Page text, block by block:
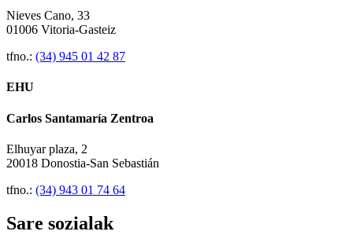
Nieves Cano, 33
01006 Vitoria-Gasteiz
tfno.: (34) 945 01 42 87
EHU
Carlos Santamaría Zentroa
Elhuyar plaza, 2
20018 Donostia-San Sebastián
tfno.: (34) 943 01 74 64
Sare sozialak